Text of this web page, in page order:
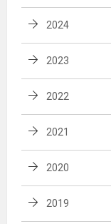
2024
2023
2022
2021
2020
2019